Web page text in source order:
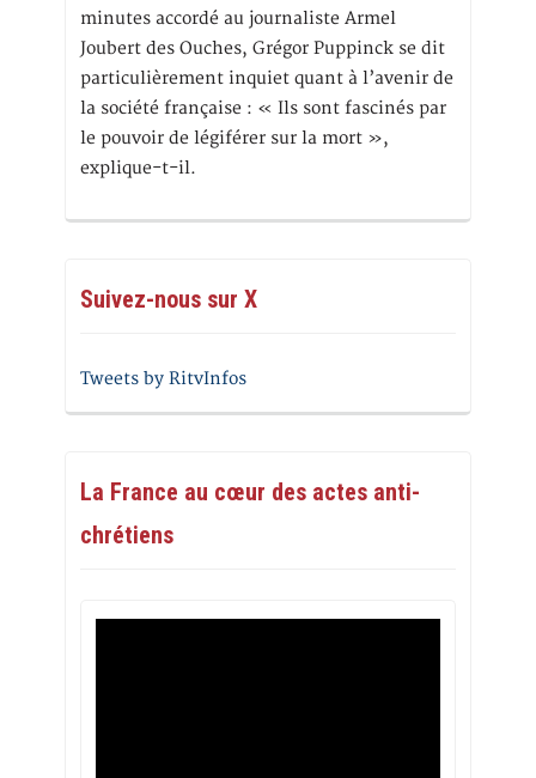
minutes accordé au journaliste Armel
Joubert des Ouches, Grégor Puppinck se dit
particulièrement inquiet quant à l’avenir de
la société française : « Ils sont fascinés par
le pouvoir de légiférer sur la mort »,
explique-t-il.
Suivez-nous sur X
Tweets by RitvInfos
La France au cœur des actes anti-
chrétiens